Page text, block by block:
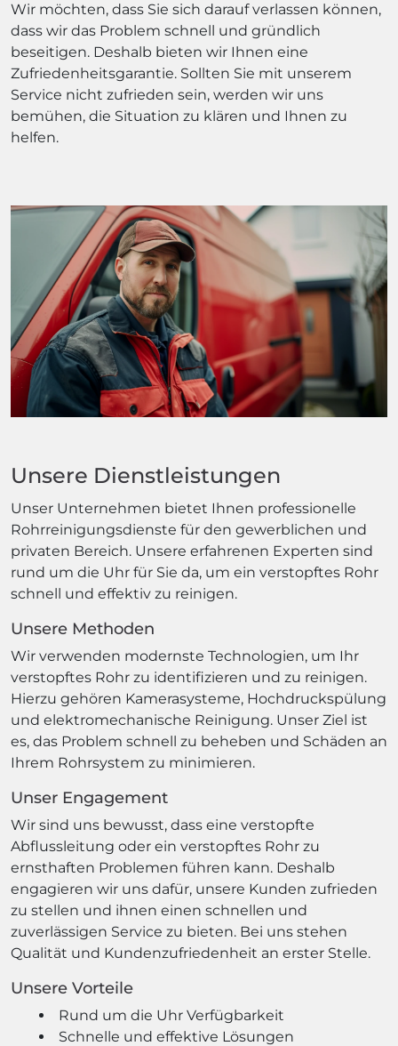
Wir möchten, dass Sie sich darauf verlassen können,
dass wir das Problem schnell und gründlich
beseitigen. Deshalb bieten wir Ihnen eine
Zufriedenheitsgarantie. Sollten Sie mit unserem
Service nicht zufrieden sein, werden wir uns
bemühen, die Situation zu klären und Ihnen zu
helfen.
Unsere Dienstleistungen
Unser Unternehmen bietet Ihnen professionelle
Rohrreinigungsdienste für den gewerblichen und
privaten Bereich. Unsere erfahrenen Experten sind
rund um die Uhr für Sie da, um ein verstopftes Rohr
schnell und effektiv zu reinigen.
Unsere Methoden
Wir verwenden modernste Technologien, um Ihr
verstopftes Rohr zu identifizieren und zu reinigen.
Hierzu gehören Kamerasysteme, Hochdruckspülung
und elektromechanische Reinigung. Unser Ziel ist
es, das Problem schnell zu beheben und Schäden an
Ihrem Rohrsystem zu minimieren.
Unser Engagement
Wir sind uns bewusst, dass eine verstopfte
Abflussleitung oder ein verstopftes Rohr zu
ernsthaften Problemen führen kann. Deshalb
engagieren wir uns dafür, unsere Kunden zufrieden
zu stellen und ihnen einen schnellen und
zuverlässigen Service zu bieten. Bei uns stehen
Qualität und Kundenzufriedenheit an erster Stelle.
Unsere Vorteile
Rund um die Uhr Verfügbarkeit
Schnelle und effektive Lösungen